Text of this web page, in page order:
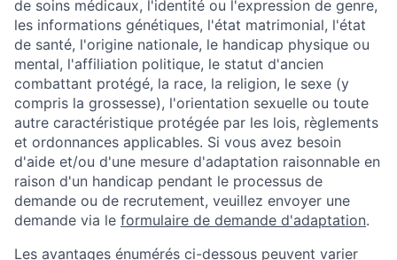
de soins médicaux, l'identité ou l'expression de genre,
les informations génétiques, l'état matrimonial, l'état
de santé, l'origine nationale, le handicap physique ou
mental, l'affiliation politique, le statut d'ancien
combattant protégé, la race, la religion, le sexe (y
compris la grossesse), l'orientation sexuelle ou toute
autre caractéristique protégée par les lois, règlements
et ordonnances applicables. Si vous avez besoin
d'aide et/ou d'une mesure d'adaptation raisonnable en
raison d'un handicap pendant le processus de
demande ou de recrutement, veuillez envoyer une
demande via le formulaire de demande d'adaptation.
Les avantages énumérés ci-dessous peuvent varier